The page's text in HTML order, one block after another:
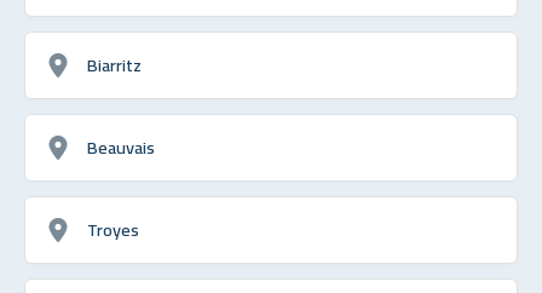
Biarritz
Beauvais
Troyes